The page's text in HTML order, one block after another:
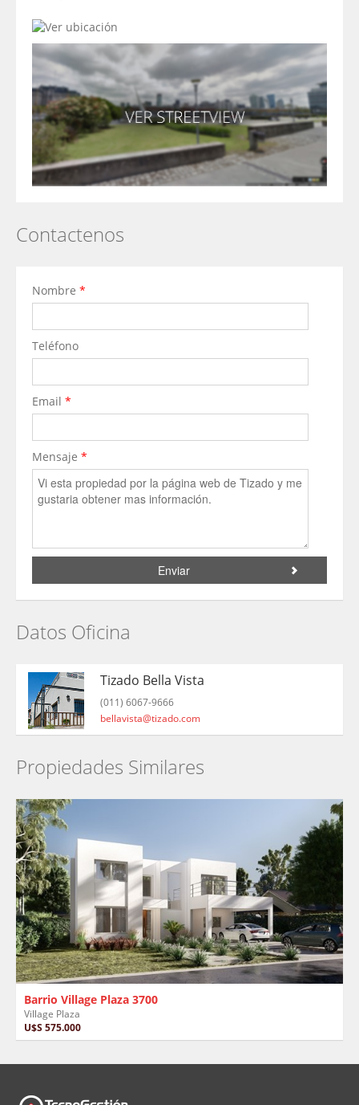
Contactenos
Nombre *
Teléfono
Email *
Mensaje *
Datos Oficina
Tizado Bella Vista
(011) 6067-9666
bellavista@tizado.com
Propiedades Similares
Barrio Village Plaza 3700
Village Plaza
U$S 575.000